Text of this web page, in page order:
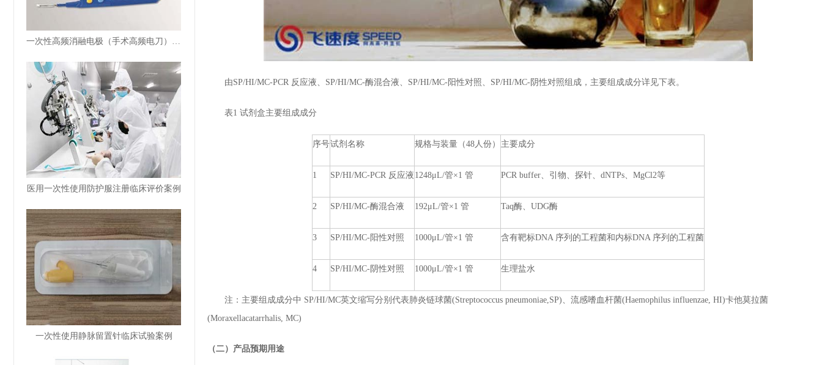
一次性高频消融电极（手术高频电刀）注册体系辅导案例
医用一次性使用防护服注册临床评价案例
一次性使用静脉留置针临床试验案例
由SP/HI/MC-PCR 反应液、SP/HI/MC-酶混合液、SP/HI/MC-阳性对照、SP/HI/MC-阴性对照组成，主要组成成分详见下表。
表1 试剂盒主要组成成分
序号试剂名称 规格与装量（48人份） 主要成分
1 SP/HI/MC-PCR 反应液 1248μL/管×1 管 PCR buffer、引物、探针、dNTPs、MgCl2等
2 SP/HI/MC-酶混合液 192μL/管×1 管 Taq酶、UDG酶
3 SP/HI/MC-阳性对照 1000μL/管×1 管 含有靶标DNA 序列的工程菌和内标DNA 序列的工程菌
4 SP/HI/MC-阴性对照 1000μL/管×1 管 生理盐水
注：主要组成成分中 SP/HI/MC英文缩写分别代表肺炎链球菌(Streptococcus pneumoniae,SP)、流感嗜血杆菌(Haemophilus influenzae, HI)卡他莫拉菌
(Moraxellacatarrhalis, MC)
（二）产品预期用途